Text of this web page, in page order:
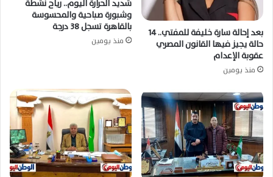
بعد إحالة سارة خليفة للمفتي.. 14
حالة يجيز فيها القانون المصري
عقوبة الإعدام
منذ يومين
شديد الحرارة اليوم.. رياح نشطة
وشبورة صباحية والمحسوسة
بالقاهرة تسجل 38 درجة
منذ يومين